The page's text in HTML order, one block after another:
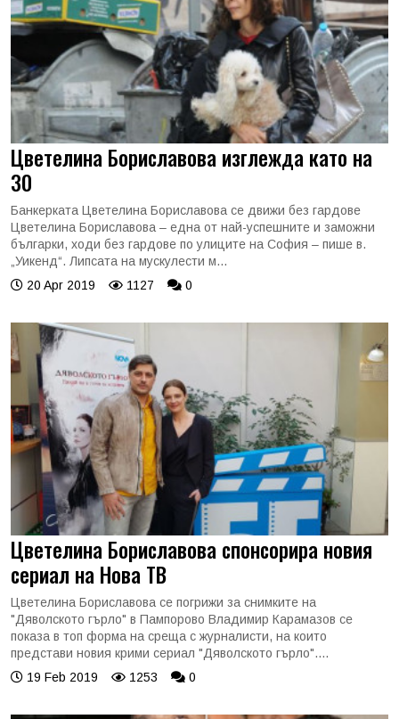
Цветелина Бориславова изглежда като на
30
Банкерката Цветелина Бориславова се движи без гардове
Цветелина Бориславова – една от най-успешните и заможни
българки, ходи без гардове по улиците на София – пише в.
„Уикенд“. Липсата на мускулести м...
20 Apr 2019
1127 0
Цветелина Бориславова спонсорира новия
сериал на Нова ТВ
Цветелина Бориславова се погрижи за снимките на
"Дяволското гърло" в Пампорово Владимир Карамазов се
показа в топ форма на среща с журналисти, на които
представи новия крими сериал "Дяволското гърло"....
19 Feb 2019
1253 0